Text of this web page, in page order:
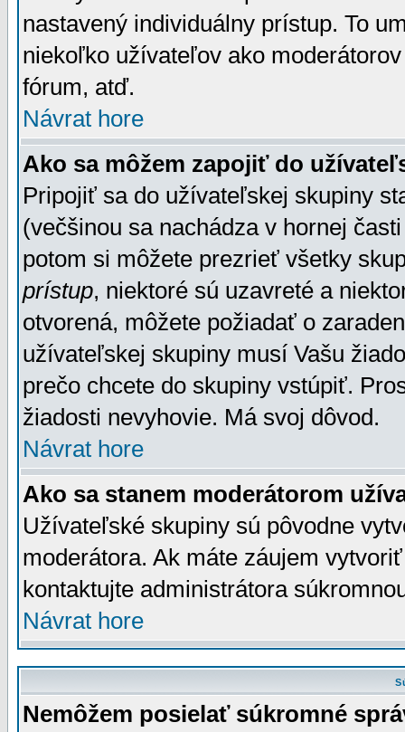
nastavený individuálny prístup. To
niekoľko užívateľov ako
fórum, atď.
Návrat hore
Ako sa môžem zapojiť do
Pripojiť sa do užívateľskej skupiny
(večšinou sa nachádza v hornej
potom si môžete prezrieť všetky
prístup, niektoré sú uzavreté a
otvorená, môžete požiadať o
užívateľskej skupiny musí Vašu
prečo chcete do skupiny vstúpiť.
žiadosti nevyhovie. Má svoj dôvod.
Návrat hore
Ako sa stanem moderátorom
Užívateľské skupiny sú pôvodne
moderátora. Ak máte záujem
kontaktujte administrátora
Návrat hore
Nemôžem posielať súkromné